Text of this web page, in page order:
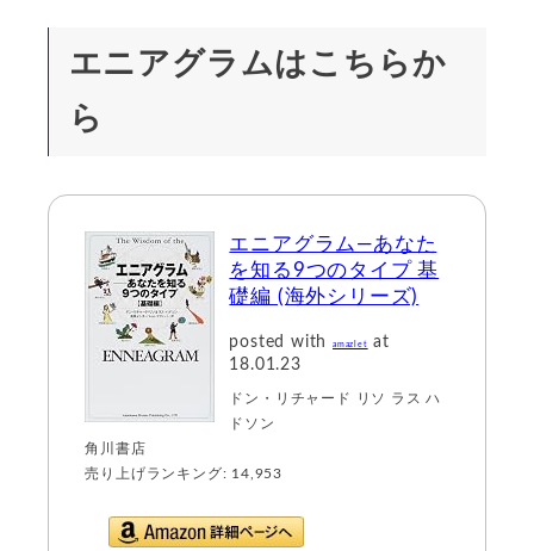
エニアグラムはこちらか
ら
エニアグラム―あなた
を知る9つのタイプ 基
礎編 (海外シリーズ)
posted with amazlet
at
18.01.23
ドン・リチャード リソ ラス ハ
ドソン
角川書店
売り上げランキング: 14,953